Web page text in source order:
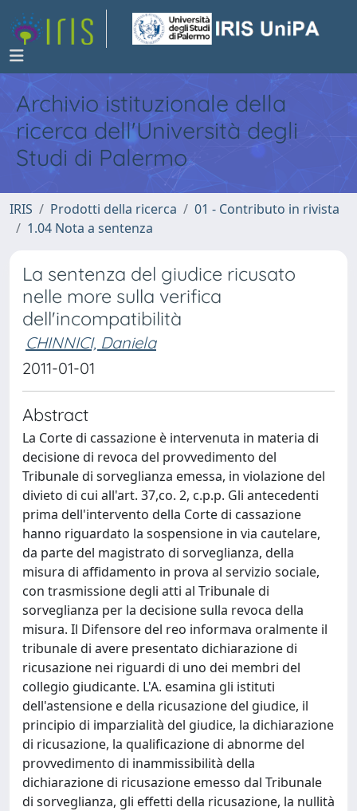
Archivio istituzionale della
ricerca dell'Università degli
Studi di Palermo
IRIS Prodotti della ricerca
01 - Contributo in rivista
1.04 Nota a sentenza
La sentenza del giudice ricusato
nelle more sulla verifica
dell'incompatibilità
CHINNICI, Daniela
2011-01-01
Abstract
La Corte di cassazione è intervenuta in materia di
decisione di revoca del provvedimento del
Tribunale di sorveglianza emessa, in violazione del
divieto di cui all'art. 37,co. 2, c.p.p. Gli antecedenti
prima dell'intervento della Corte di cassazione
hanno riguardato la sospensione in via cautelare,
da parte del magistrato di sorveglianza, della
misura di affidamento in prova al servizio sociale,
con trasmissione degli atti al Tribunale di
sorveglianza per la decisione sulla revoca della
misura. Il Difensore del reo informava oralmente il
tribunale di avere presentato dichiarazione di
ricusazione nei riguardi di uno dei membri del
collegio giudicante. L'A. esamina gli istituti
dell'astensione e della ricusazione del giudice, il
principio di imparzialità del giudice, la dichiarazione
di ricusazione, la qualificazione di abnorme del
provvedimento di inammissibilità della
dichiarazione di ricusazione emesso dal Tribunale
di sorveglianza, gli effetti della ricusazione, la nullità